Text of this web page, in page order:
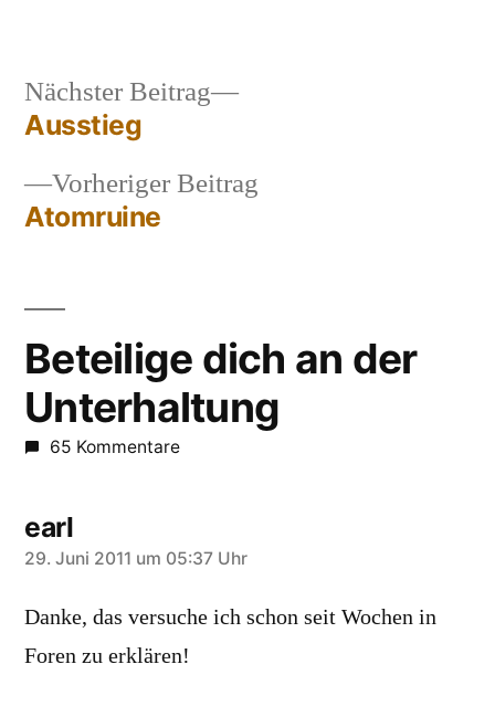
Beitragsnavigation
Vorheriger Beitrag
Atomruine
Nächster Beitrag
Nächster
Ausstieg
Beteilige dich an der
Unterhaltung
65 Kommentare
earl
sagt:
29. Juni 2011 um 05:37 Uhr
Danke, das versuche ich schon seit Wochen in
Foren zu erklären!